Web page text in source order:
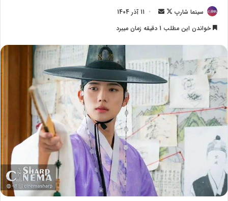
سینما شارپ
F
o
o
X
ل
ا
ی
ی
ل
11 آذر 1404
خواندن این مطلب 1 دقیقه زمان میبرد